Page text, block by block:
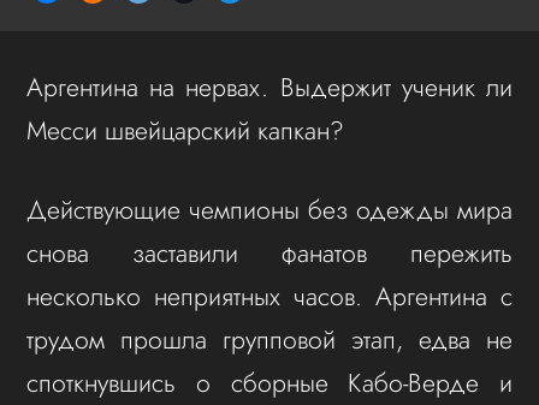
Аргентина на нервах. Выдержит ученик ли
Месси швейцарский капкан?
Действующие чемпионы без одежды мира
снова заставили фанатов пережить
несколько неприятных часов. Аргентина с
трудом прошла групповой этап, едва не
споткнувшись о сборные Кабо-Верде и